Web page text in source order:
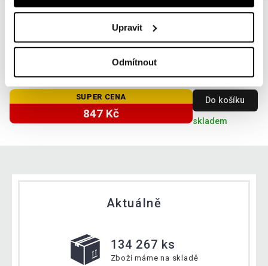
Upravit
Odmítnout
Gyronetics sada jednoručních činek, plast, 30 kg, 25
mm
SUPER CENA
847 Kč
Do košíku
skladem
Aktuálně
134 267 ks
Zboží máme na skladě